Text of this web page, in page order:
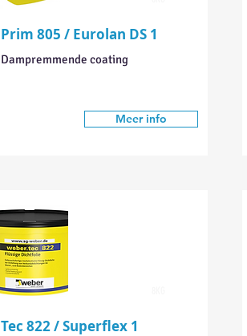
Prim 805 / Eurolan DS 1
Dampremmende coating
Meer info
Tec 822 / Superflex 1